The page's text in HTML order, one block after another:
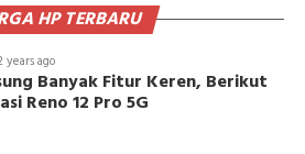
HP TERBARU
years ago
Banyak Fitur Keren, Berikut
Reno 12 Pro 5G